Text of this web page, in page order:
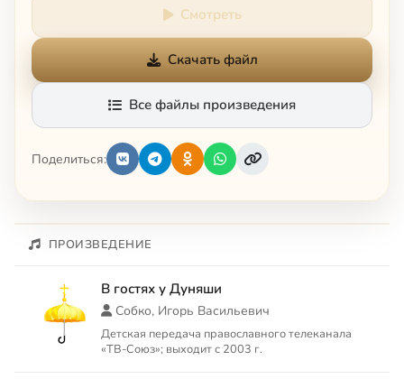
Смотреть
Скачать файл
Все файлы произведения
Поделиться:
ПРОИЗВЕДЕНИЕ
В гостях у Дуняши
Собко, Игорь Васильевич
Детская передача православного телеканала
«ТВ-Союз»; выходит с 2003 г.